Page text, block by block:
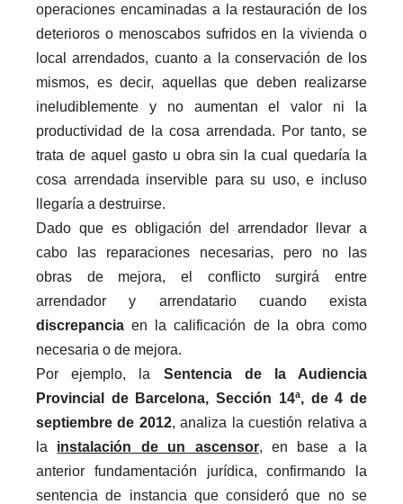
operaciones encaminadas a la restauración de los
deterioros o menoscabos sufridos en la vivienda o
local arrendados, cuanto a la conservación de los
mismos, es decir, aquellas que deben realizarse
ineludiblemente y no aumentan el valor ni la
productividad de la cosa arrendada. Por tanto, se
trata de aquel gasto u obra sin la cual quedaría la
cosa arrendada inservible para su uso, e incluso
llegaría a destruirse.
Dado que es obligación del arrendador llevar a
cabo las reparaciones necesarias, pero no las
obras de mejora, el conflicto surgirá entre
arrendador y arrendatario cuando exista
discrepancia en la calificación de la obra como
necesaria o de mejora.
Por ejemplo, la Sentencia de la Audiencia
Provincial de Barcelona, Sección 14ª, de 4 de
septiembre de 2012,analiza la cuestión relativa a
la instalación de un ascensor, en base a la
anterior fundamentación jurídica, confirmando la
sentencia de instancia que consideró que no se